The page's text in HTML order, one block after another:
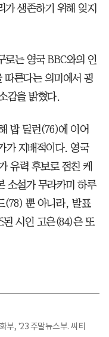
생존하기 위해 잊지
로는 영국 BBC와의 인
따른다는 의미에서 굉
감을 밝혔다.
밥 딜런(76)에 이어
가 지배적이다. 영국
유력 후보로 점친 케
소설가 무라카미 하루
(78) 뿐 아니라, 발표
된 시인 고은(84)은 또
부, '23 주말뉴스부. 씨티